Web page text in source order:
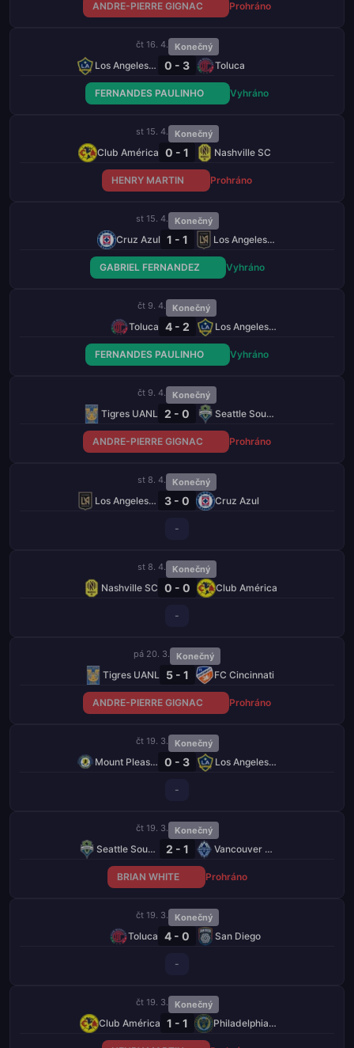
ANDRE-PIERRE GIGNAC Prohráno
čt 16. 4. Konečný
Los Angeles Galaxy 0 - 3 Toluca
FERNANDES PAULINHO Vyhráno
st 15. 4. Konečný
Club América 0 - 1 Nashville SC
HENRY MARTIN Prohráno
st 15. 4. Konečný
Cruz Azul 1 - 1 Los Angeles FC
GABRIEL FERNANDEZ Vyhráno
čt 9. 4. Konečný
Toluca 4 - 2 Los Angeles Galaxy
FERNANDES PAULINHO Vyhráno
čt 9. 4. Konečný
Tigres UANL 2 - 0 Seattle Sounders
ANDRE-PIERRE GIGNAC Prohráno
st 8. 4. Konečný
Los Angeles FC 3 - 0 Cruz Azul
-
st 8. 4. Konečný
Nashville SC 0 - 0 Club América
-
pá 20. 3. Konečný
Tigres UANL 5 - 1 FC Cincinnati
ANDRE-PIERRE GIGNAC Prohráno
čt 19. 3. Konečný
Mount Pleasant Academy 0 - 3 Los Angeles Galaxy
-
čt 19. 3. Konečný
Seattle Sounders 2 - 1 Vancouver Whitecaps
BRIAN WHITE Prohráno
čt 19. 3. Konečný
Toluca 4 - 0 San Diego
-
čt 19. 3. Konečný
Club América 1 - 1 Philadelphia Union